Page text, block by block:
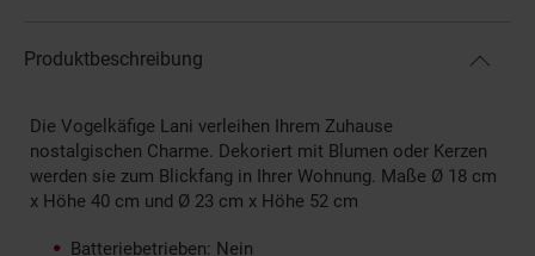
Produktbeschreibung
Die Vogelkäfige Lani verleihen Ihrem Zuhause
nostalgischen Charme. Dekoriert mit Blumen oder Kerzen
werden sie zum Blickfang in Ihrer Wohnung. Maße Ø 18 cm
x Höhe 40 cm und Ø 23 cm x Höhe 52 cm
Batteriebetrieben: Nein